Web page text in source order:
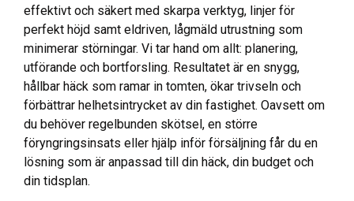
effektivt och säkert med skarpa verktyg, linjer för
perfekt höjd samt eldriven, lågmäld utrustning som
minimerar störningar. Vi tar hand om allt: planering,
utförande och bortforsling. Resultatet är en snygg,
hållbar häck som ramar in tomten, ökar trivseln och
förbättrar helhetsintrycket av din fastighet. Oavsett om
du behöver regelbunden skötsel, en större
föryngringsinsats eller hjälp inför försäljning får du en
lösning som är anpassad till din häck, din budget och
din tidsplan.